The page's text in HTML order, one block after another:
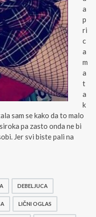
a
p
ri
c
a
m
a
t
a
k
sam se kako da to malo
pa zasto onda ne bi
Jer svi biste pali na
DEBELJUCA
LIČNI OGLAS